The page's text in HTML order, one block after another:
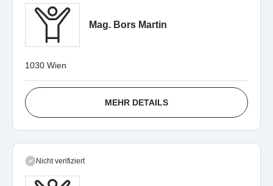
Mag. Bors Martin
1030 Wien
MEHR DETAILS
Nicht verifiziert